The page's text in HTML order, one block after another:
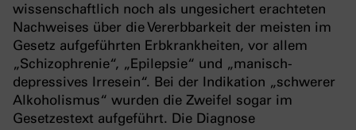
wissenschaftlich noch als ungesichert erachteten
Nachweises über die Vererbbarkeit der meisten im
Gesetz aufgeführten Erbkrankheiten, vor allem
„Schizophrenie“, „Epilepsie“ und „manisch-
depressives Irresein“. Bei der Indikation „schwerer
Alkoholismus“ wurden die Zweifel sogar im
Gesetzestext aufgeführt. Die Diagnose